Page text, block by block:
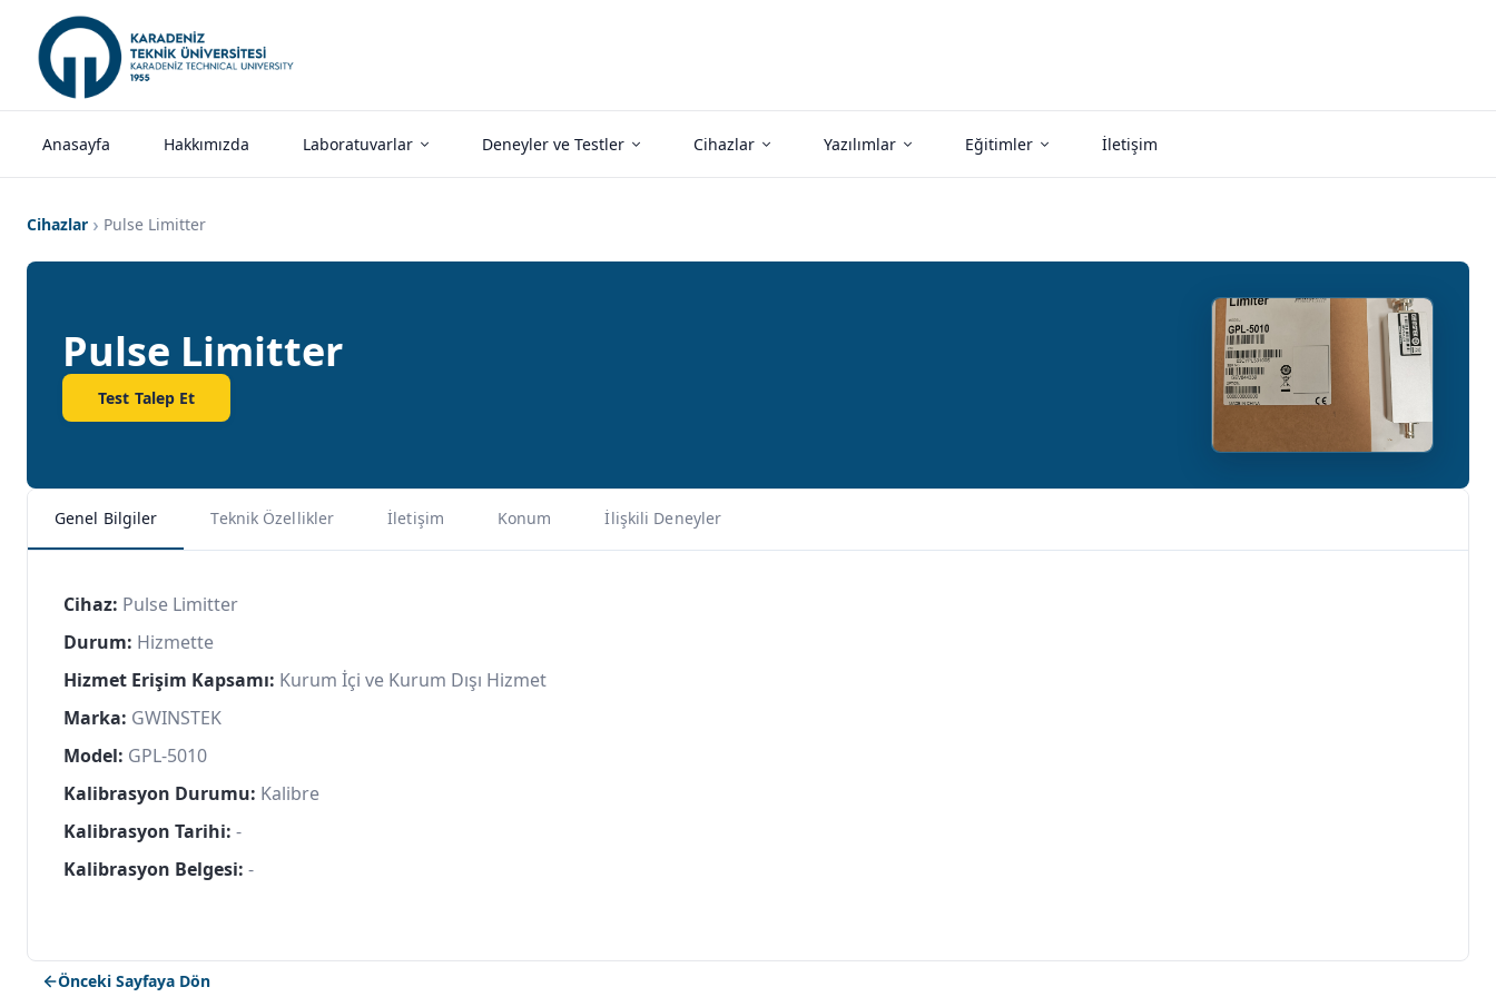
Anasayfa Hakkımızda Laboratuvarlar Deneyler ve Testler Cihazlar Yazılımlar Eğitimler İletişim
Cihazlar Pulse Limitter
Pulse Limitter
Test Talep Et
Genel Bilgiler Teknik Özellikler İletişim Konum İlişkili Deneyler
Cihaz: Pulse Limitter
Durum: Hizmette
Hizmet Erişim Kapsamı: Kurum İçi ve Kurum Dışı Hizmet
Marka: GWINSTEK
Model: GPL-5010
Kalibrasyon Durumu: Kalibre
Kalibrasyon Tarihi: -
Kalibrasyon Belgesi: -
Önceki Sayfaya Dön